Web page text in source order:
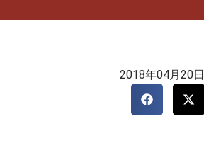
2018年04月20日